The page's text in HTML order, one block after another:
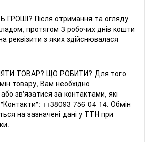
Після отримання та огляду
протягом 3 робочих днів кошти
реквізити з яких здійснювалася
ТОВАР? ЩО РОБИТИ? Для того
товару, Вам необхідно
зв'язатися за контактами, які
"Контакти": ++38093-756-04-14. Обмін
на зазначені дані у ТТН при